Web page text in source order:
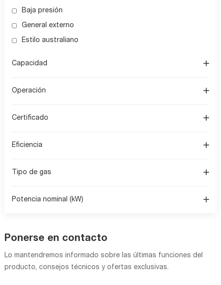
Baja presión
General externo
Estilo australiano
Capacidad
Operación
Certificado
Eficiencia
Tipo de gas
Potencia nominal (kW)
Ponerse en contacto
Lo mantendremos informado sobre las últimas funciones del
producto, consejos técnicos y ofertas exclusivas.